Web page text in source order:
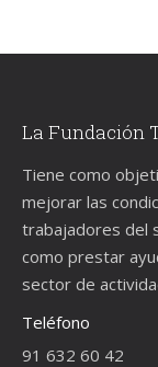
La Fundación
Tiene como
mejorar las
trabajadores del
como prestar
sector de
Teléfono
91 632 60 42